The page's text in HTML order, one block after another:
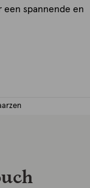
spannende en